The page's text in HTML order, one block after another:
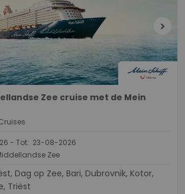
chevron_right
Zee cruise met de Mein
- Tot: 23-08-2026
Zee
Triëst